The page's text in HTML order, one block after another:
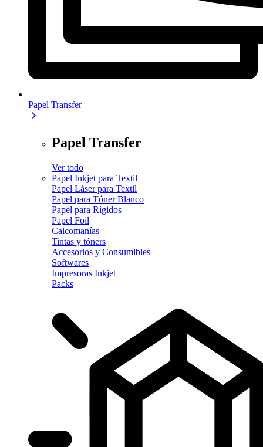
Papel Transfer
Papel Transfer
Ver todo
Papel Inkjet para Textil
Papel Láser para Textil
Papel para Tóner Blanco
Papel para Rígidos
Papel Foil
Calcomanías
Tintas y tóners
Accesorios y Consumibles
Softwares
Impresoras Inkjet
Packs